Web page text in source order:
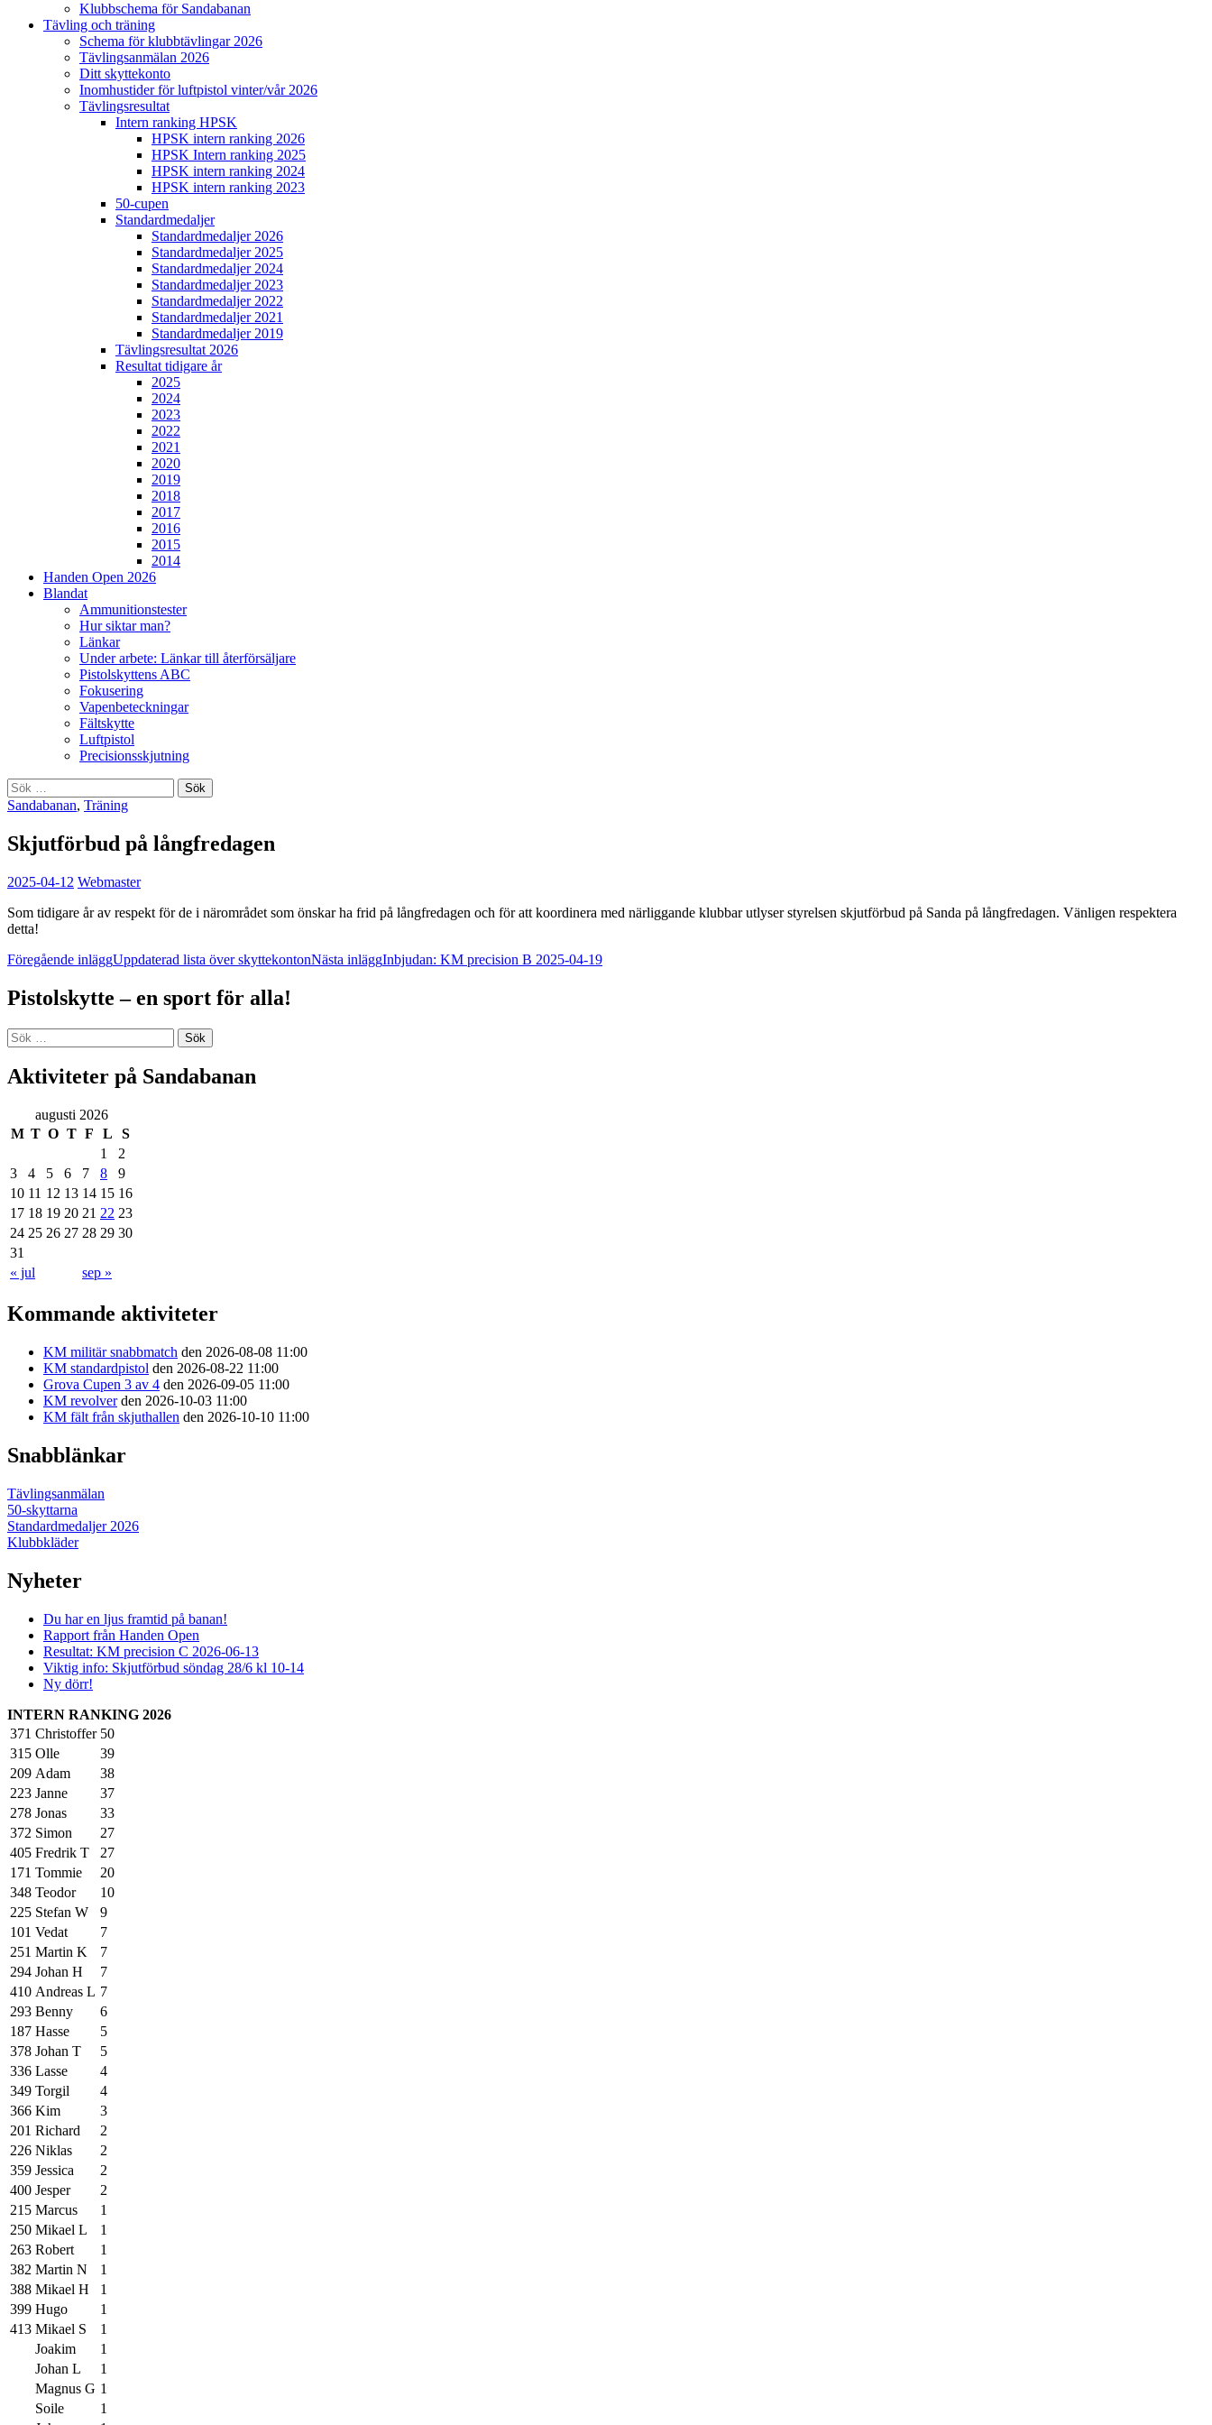
Klubbschema för Sandabanan
Tävling och träning
Schema för klubbtävlingar 2026
Tävlingsanmälan 2026
Ditt skyttekonto
Inomhustider för luftpistol vinter/vår 2026
Tävlingsresultat
Intern ranking HPSK
HPSK intern ranking 2026
HPSK Intern ranking 2025
HPSK intern ranking 2024
HPSK intern ranking 2023
50-cupen
Standardmedaljer
Standardmedaljer 2026
Standardmedaljer 2025
Standardmedaljer 2024
Standardmedaljer 2023
Standardmedaljer 2022
Standardmedaljer 2021
Standardmedaljer 2019
Tävlingsresultat 2026
Resultat tidigare år
2025
2024
2023
2022
2021
2020
2019
2018
2017
2016
2015
2014
Handen Open 2026
Blandat
Ammunitionstester
Hur siktar man?
Länkar
Under arbete: Länkar till återförsäljare
Pistolskyttens ABC
Fokusering
Vapenbeteckningar
Fältskytte
Luftpistol
Precisionsskjutning
Sök
efter:
Sandabanan, Träning
Skjutförbud på långfredagen
2025-04-12 Webmaster
Som tidigare år av respekt för de i närområdet som önskar ha frid på långfredagen och för att koordinera med närliggande klubbar utlyser styrelsen skjutförbud på Sanda på långfredagen. Vänligen respektera
detta!
Inläggsnavigering
Föregående inläggUppdaterad lista över skyttekontonNästa inläggInbjudan: KM precision B 2025-04-19
Pistolskytte – en sport för alla!
Sök
efter:
Aktiviteter på Sandabanan
augusti 2026
M T O T F L
S
1
2
3
4 5 6 7 8
9
10 11 12 13 14 15 16
17 18 19 20 21 22 23
24 25 26 27 28 29 30
31
« jul
sep »
Kommande aktiviteter
KM militär snabbmatch den 2026-08-08 11:00
KM standardpistol den 2026-08-22 11:00
Grova Cupen 3 av 4 den 2026-09-05 11:00
KM revolverden 2026-10-03 11:00
KM fält från skjuthallen den 2026-10-10 11:00
Snabblänkar
Tävlingsanmälan
50-skyttarna
Standardmedaljer 2026
Klubbkläder
Nyheter
Du har en ljus framtid på banan!
Rapport från Handen Open
Resultat: KM precision C 2026-06-13
Viktig info: Skjutförbud söndag 28/6 kl 10-14
Ny dörr!
INTERN RANKING 2026
371 Christoffer 50
315 Olle
39
209 Adam
38
223 Janne
37
278 Jonas
33
372 Simon
27
405 Fredrik T
27
171 Tommie
20
348 Teodor
10
225 Stefan W
9
101 Vedat
7
251 Martin K
7
294 Johan H
7
410 Andreas L 7
293 Benny
6
187 Hasse
5
378 Johan T
5
336 Lasse
4
349 Torgil
4
366 Kim
3
201 Richard
2
226 Niklas
2
359 Jessica
2
400 Jesper
2
215 Marcus
1
250 Mikael L
1
263 Robert
1
382 Martin N
1
388 Mikael H
1
399 Hugo
1
413 Mikael S
1
Joakim
1
Johan L
1
Magnus G 1
Soile
1